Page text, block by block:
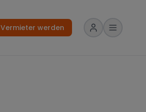
Vermieter werden